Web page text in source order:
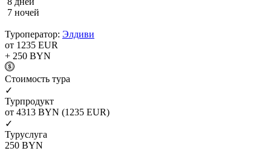
7 ночей
Туроператор: Элдиви
от 1235 EUR
+ 250 BYN
Cтоимость тура
✓
Турпродукт
от 4313 BYN (1235 EUR)
✓
Туруслуга
250 BYN